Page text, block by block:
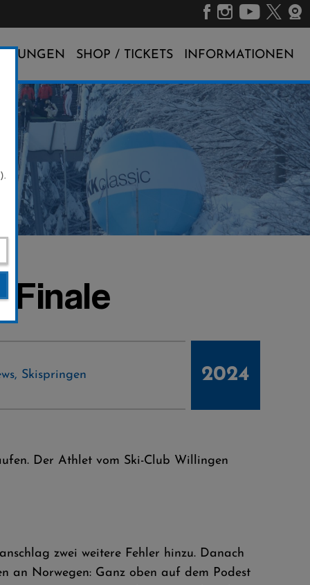
SHOP / TICKETS INFORMATIONEN
Finale
, Skispringen 2024
Der Athlet vom Ski-Club Willingen
zwei weitere Fehler hinzu. Danach
an Norwegen: Ganz oben auf dem Podest